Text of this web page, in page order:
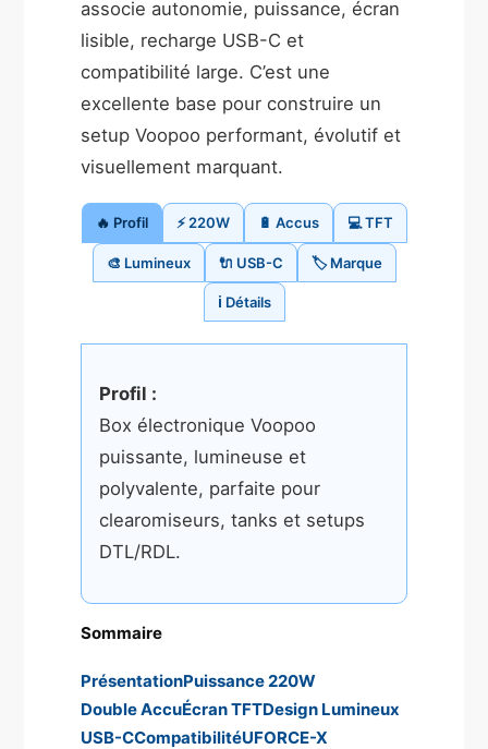
associe autonomie, puissance, écran
lisible, recharge USB-C et
compatibilité large. C’est une
excellente base pour construire un
setup Voopoo performant, évolutif et
visuellement marquant.
🔥 Profil ⚡ 220W 🔋 Accus 💻 TFT
🎨 Lumineux 🔌 USB-C 🏷️ Marque
ℹ️ Détails
Profil :
Box électronique Voopoo
puissante, lumineuse et
polyvalente, parfaite pour
clearomiseurs, tanks et setups
DTL/RDL.
Sommaire
PrésentationPuissance 220W
Double AccuÉcran TFTDesign Lumineux
USB-CCompatibilitéUFORCE-X